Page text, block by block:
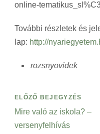
online-
További részletek és
lap: http://
rozsnyovidek
ELŐZŐ BEJEGYZÉS
Mire való az iskola? –
versenyfelhívás